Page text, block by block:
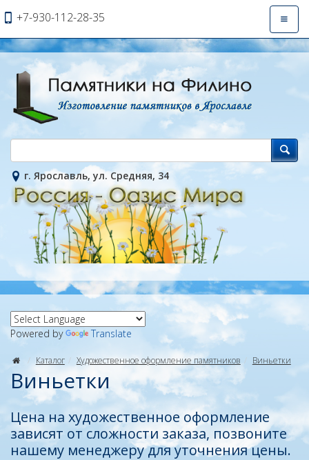
+7-930-112-28-35
г. Ярославль, ул. Средняя, 34
Powered by Translate
Каталог Художественное оформление памятников Виньетки
Виньетки
Цена на художественное оформление
зависят от сложности заказа, позвоните
нашему менеджеру для уточнения цены.